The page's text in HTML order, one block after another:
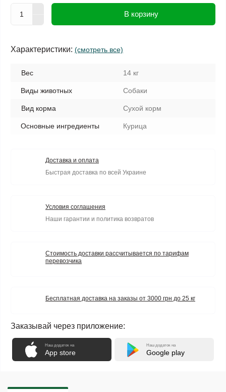
В корзину
Характеристики: (смотреть все)
Вес 14 кг
Виды животных Собаки
Вид корма Сухой корм
Основные ингредиенты Курица
Доставка и оплата
Быстрая доставка по всей Украине
Условия соглашения
Наши гарантии и политика возвратов
Стоимость доставки рассчитывается по тарифам
перевозчика
Бесплатная доставка на заказы от 3000 грн до 25 кг
Заказывай через приложение:
Наш додаток на
App store
Наш додаток на
Google play